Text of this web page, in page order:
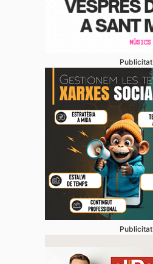
Publicitat
Publicitat